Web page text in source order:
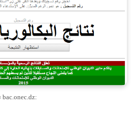
تاريخ إعلان نتائج بكالوريا 2021 bac.onec.dz: